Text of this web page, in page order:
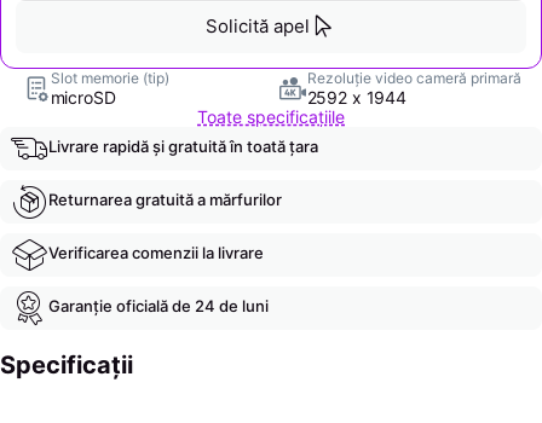
Solicită apel
Slot memorie (tip)
microSD
Rezoluție video cameră primară
2592 x 1944
Toate specificațiile
Livrare rapidă și gratuită în toată țara
Returnarea gratuită a mărfurilor
Verificarea comenzii la livrare
Garanție oficială de 24 de luni
Specificații